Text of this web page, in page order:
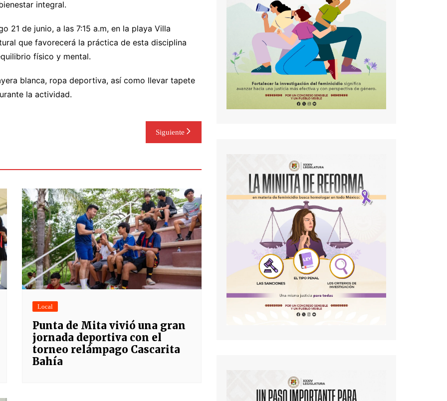
integral.
21 de junio, a las 7:15 a.m, en la playa Villa
que favorecerá la práctica de esta disciplina
físico y mental.
blanca, ropa deportiva, así como llevar tapete
la actividad.
Siguiente
Local
Punta de Mita vivió una gran
jornada deportiva con el
torneo relámpago Cascarita
Bahía